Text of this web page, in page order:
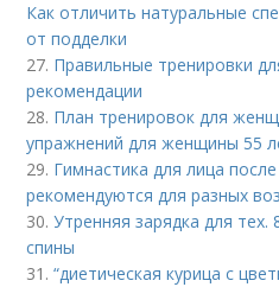
Как отличить натуральные
от подделки
27. Правильные тренировки
рекомендации
28. План тренировок для
упражнений для женщины 55
29. Гимнастика для лица
рекомендуются для разных
30.Утренняя зарядка для
спины
31.“диетическая курица с